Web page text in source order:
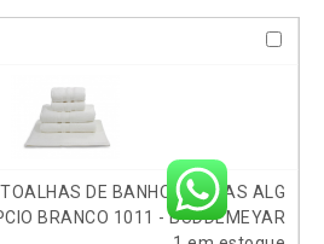
DE BANHO 5 PECAS ALG
BRANCO 1011 - BUDDEMEYAR